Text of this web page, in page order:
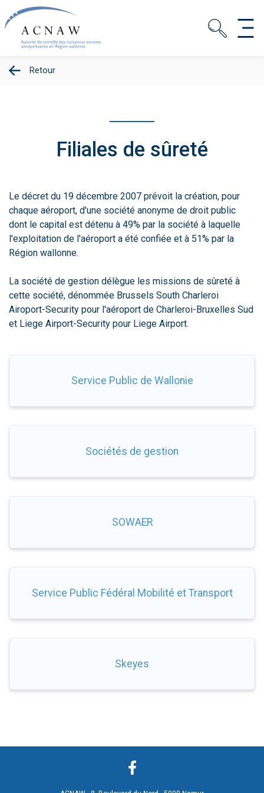
Retour
Filiales de sûreté
Le décret du 19 décembre 2007 prévoit la création, pour
chaque aéroport, d'une société anonyme de droit public
dont le capital est détenu à 49% par la société à laquelle
l'exploitation de l'aéroport a été confiée et à 51% par la
Région wallonne.
La société de gestion délègue les missions de sûreté à
cette société, dénommée Brussels South Charleroi
Airoport-Security pour l'aéroport de Charleroi-Bruxelles Sud
et Liege Airport-Security pour Liege Airport.
Service Public de Wallonie
Sociétés de gestion
SOWAER
Service Public Fédéral Mobilité et Transport
Skeyes